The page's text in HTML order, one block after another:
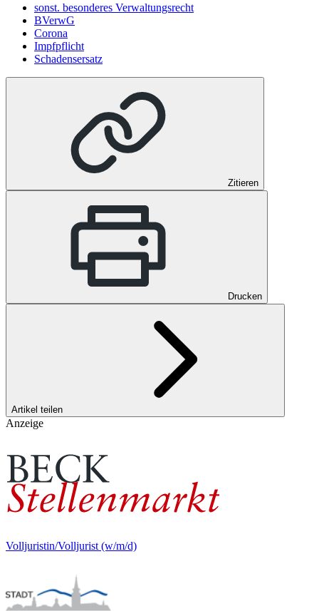
sonst. besonderes Verwaltungsrecht
BVerwG
Corona
Impfpflicht
Schadensersatz
Zitieren
Drucken
Artikel teilen
Anzeige
Volljuristin/Volljurist (w/m/d)